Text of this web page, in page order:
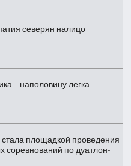
северян налицо
– наполовину легка
площадкой проведения
соревнований по дуатлон-